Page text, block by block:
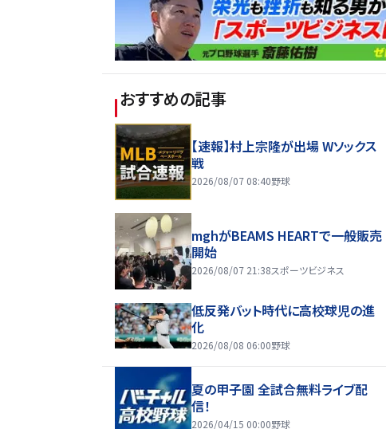
おすすめの記事
【速報】村上宗隆が出場 Wソックス
戦
2026/08/07 08:40野球
mghがBEAMS HEARTで一般販売
開始
2026/08/07 21:38スポーツビジネス
低反発バット時代に高校球児の進
化
2026/08/08 06:00野球
夏の甲子園 全試合無料ライブ配
信！
2026/04/15 00:00野球